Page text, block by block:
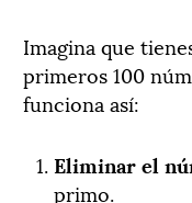
Imagina que
primeros 100
funciona así:
Eliminar el
primo.